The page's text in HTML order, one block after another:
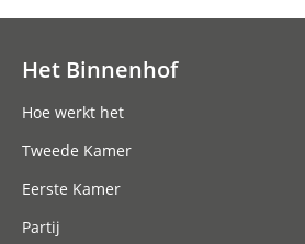
Het Binnenhof
Hoe werkt het
Tweede Kamer
Eerste Kamer
Partij